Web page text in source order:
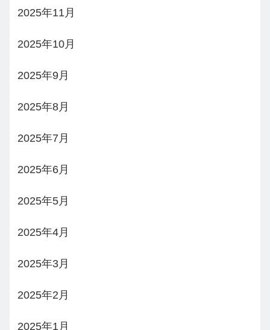
2025年11月
2025年10月
2025年9月
2025年8月
2025年7月
2025年6月
2025年5月
2025年4月
2025年3月
2025年2月
2025年1月